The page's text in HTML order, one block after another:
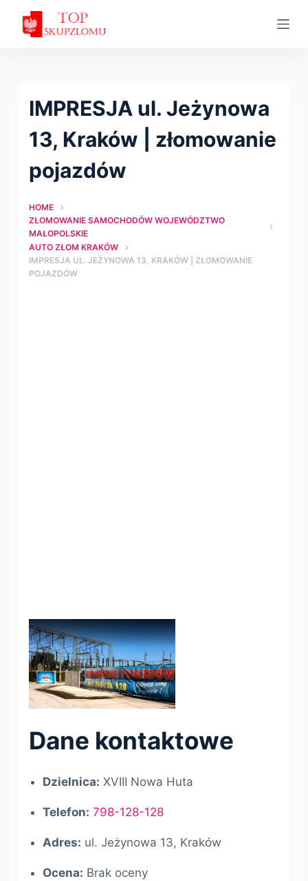
IMPRESJA ul. Jeżynowa
13, Kraków | złomowanie
pojazdów
HOME
ZŁOMOWANIE SAMOCHODÓW WOJEWÓDZTWO
MAŁOPOLSKIE
AUTO ZŁOM KRAKÓW
IMPRESJA UL. JEŻYNOWA 13, KRAKÓW | ZŁOMOWANIE
POJAZDÓW
Dane kontaktowe
Dzielnica: XVIII Nowa Huta
Telefon: 798-128-128
Adres: ul. Jeżynowa 13, Kraków
Ocena: Brak oceny